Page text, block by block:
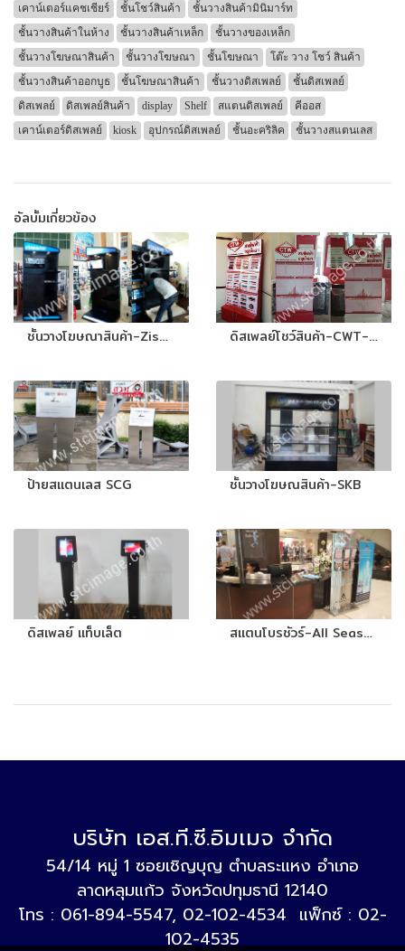
เคาน์เตอร์แคชเชียร์
ชั้นโชว์สินค้า
ชั้นวางสินค้ามินิมาร์ท
ชั้นวางสินค้าในห้าง
ชั้นวางสินค้าเหล็ก
ชั้นวางของเหล็ก
ชั้นวางโฆษณาสินค้า
ชั้นวางโฆษณา ชั้นโฆษณา
โต๊ะ วาง โชว์ สินค้า
ชั้นวางสินค้าออกบูธ
ชั้นโฆษณาสินค้า ชั้นวางดิสเพลย์
ชั้นดิสเพลย์
ดิสเพลย์
ดิสเพลย์สินค้า display Shelf สแตนดิสเพลย์
คีออส
เคาน์เตอร์ดิสเพลย์
kiosk อุปกรณ์ดิสเพลย์ ชั้นอะคริลิค ชั้นวางสแตนเลส
อัลบั้มเกี่ยวข้อง
ชั้นวางโฆษณาสินค้า-Zisano ดิสเพลย์โชว์สินค้า-CWT-Lot5
ป้ายสแตนเลส SCG ชั้นวางโฆษณสินค้า-SKB
ดิสเพลย์ แท็บเล็ต สแตนโบรชัวร์-All Season
บริษัท เอส.ที.ซี.อิมเมจ จำกัด
54/14 หมู่ 1 ซอยเชิญบุญ ตำบลระแหง อำเภอ
ลาดหลุมแก้ว จังหวัดปทุมธานี 12140
โทร : 061-894-5547, 02-102-4534 แฟ็กซ์ : 02-
102-4535